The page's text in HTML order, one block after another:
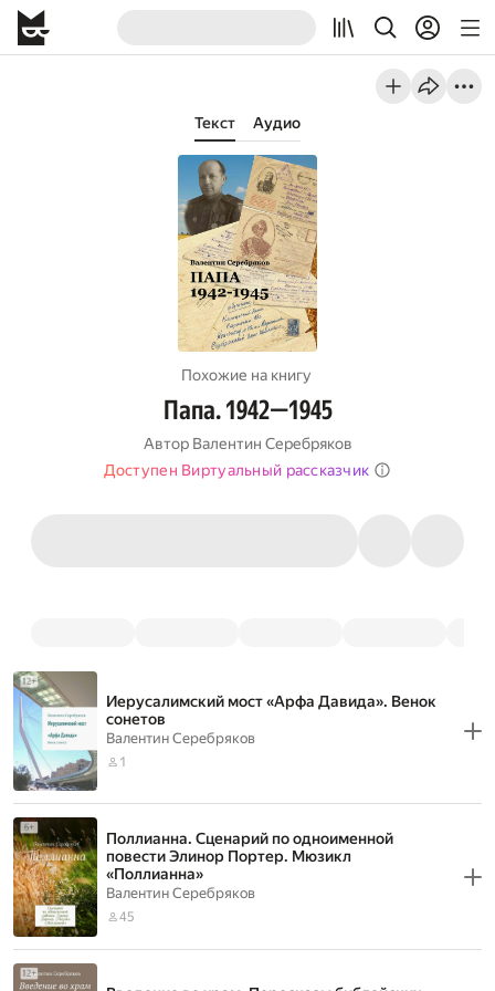
Текст Аудио
Похожие на книгу
Папа. 1942—1945
Автор Валентин Серебряков
Доступен Виртуальный рассказчик
Иерусалимский мост «Арфа Давида». Венок
сонетов
Валентин Серебряков
1
Поллианна. Сценарий по одноименной
повести Элинор Портер. Мюзикл
«Поллианна»
Валентин Серебряков
45